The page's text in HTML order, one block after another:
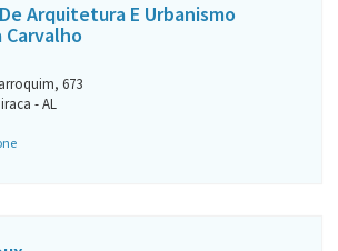
Arquitetura E Urbanismo
Carvalho
673
- AL